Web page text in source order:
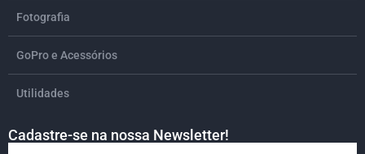
Fotografia
GoPro e Acessórios
Utilidades
Cadastre-se na nossa Newsletter!